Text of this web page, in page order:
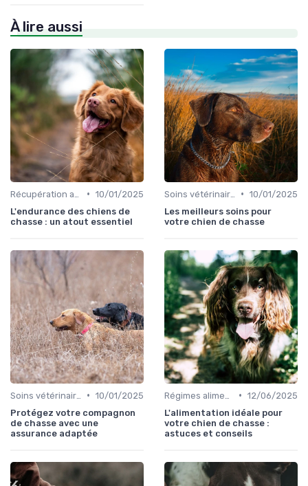
À lire aussi
• 10/01/2025
L'endurance des chiens de
chasse : un atout essentiel
• 10/01/2025
Les meilleurs soins pour
votre chien de chasse
• 10/01/2025
Protégez votre compagnon
de chasse avec une
assurance adaptée
• 12/06/2025
L'alimentation idéale pour
votre chien de chasse :
astuces et conseils